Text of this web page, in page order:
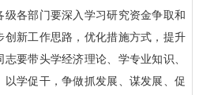
各部门要深入学习研究资金争取和
新工作思路，优化措施方式，提升
要带头学经济理论、学专业知识、
学促干，争做抓发展、谋发展、促